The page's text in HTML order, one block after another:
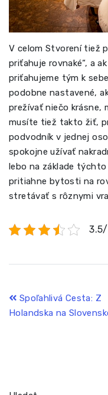
V celom Stvorení tiež
priťahuje rovnaké“, a
priťahujeme tým k
podobne nastavené,
prežívať niečo krásne,
musíte tiež takto žiť,
podvodník v jednej
spokojne užívať
lebo na základe
pritiahne bytosti na
stretávať s rôznymi
Navigace
pro
Spoľahlivá Cesta: Z
Holandska na